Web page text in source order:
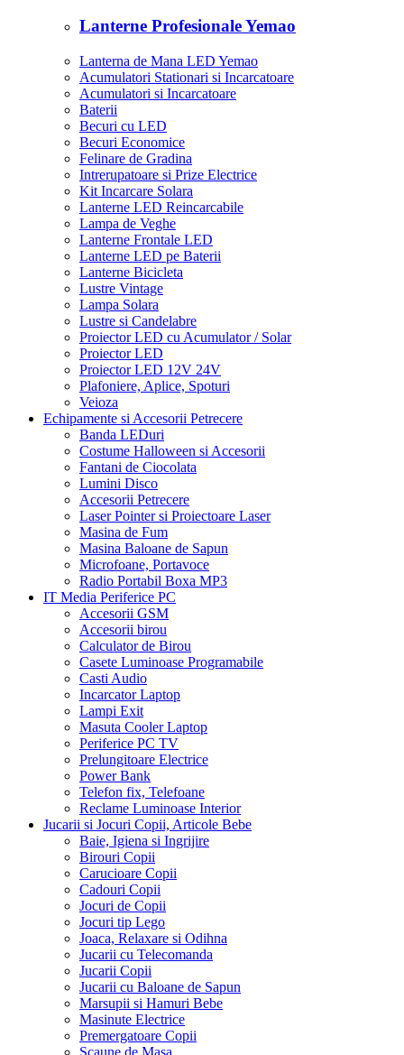
Lanterne Profesionale Yemao
Lanterna de Mana LED Yemao
Acumulatori Stationari si Incarcatoare
Acumulatori si Incarcatoare
Baterii
Becuri cu LED
Becuri Economice
Felinare de Gradina
Intrerupatoare si Prize Electrice
Kit Incarcare Solara
Lanterne LED Reincarcabile
Lampa de Veghe
Lanterne Frontale LED
Lanterne LED pe Baterii
Lanterne Bicicleta
Lustre Vintage
Lampa Solara
Lustre si Candelabre
Proiector LED cu Acumulator / Solar
Proiector LED
Proiector LED 12V 24V
Plafoniere, Aplice, Spoturi
Veioza
Echipamente si Accesorii Petrecere
Banda LEDuri
Costume Halloween si Accesorii
Fantani de Ciocolata
Lumini Disco
Accesorii Petrecere
Laser Pointer si Proiectoare Laser
Masina de Fum
Masina Baloane de Sapun
Microfoane, Portavoce
Radio Portabil Boxa MP3
IT Media Periferice PC
Accesorii GSM
Accesorii birou
Calculator de Birou
Casete Luminoase Programabile
Casti Audio
Incarcator Laptop
Lampi Exit
Masuta Cooler Laptop
Periferice PC TV
Prelungitoare Electrice
Power Bank
Telefon fix, Telefoane
Reclame Luminoase Interior
Jucarii si Jocuri Copii, Articole Bebe
Baie, Igiena si Ingrijire
Birouri Copii
Carucioare Copii
Cadouri Copii
Jocuri de Copii
Jocuri tip Lego
Joaca, Relaxare si Odihna
Jucarii cu Telecomanda
Jucarii Copii
Jucarii cu Baloane de Sapun
Marsupii si Hamuri Bebe
Masinute Electrice
Premergatoare Copii
Scaune de Masa